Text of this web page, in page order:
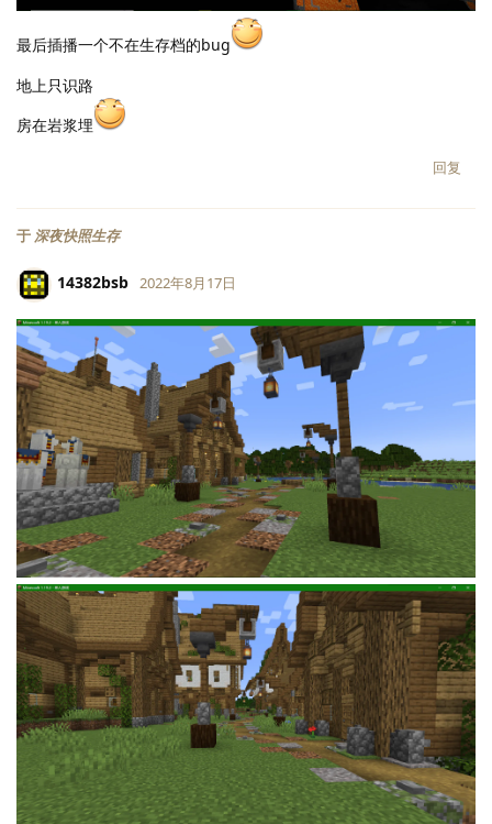
最后插播一个不在生存档的bug
地上只识路
房在岩浆埋
回复
于 深夜快照生存
14382bsb
LV. 118
2022年8月17日